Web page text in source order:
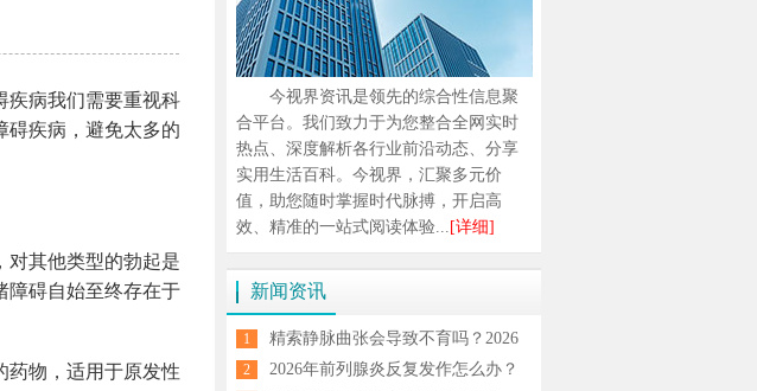
疾病我们需要重视科
碍疾病，避免太多的
对其他类型的勃起是
障碍自始至终存在于
药物，适用于原发性
今视界资讯是领先的综合性信息聚
合平台。我们致力于为您整合全网实时
热点、深度解析各行业前沿动态、分享
实用生活百科。今视界，汇聚多元价
值，助您随时掌握时代脉搏，开启高
效、精准的一站式阅读体验... [详细]
新闻资讯
1
精索静脉曲张会导致不育吗？2026
男科专家解析症状与治疗方案
2
2026年前列腺炎反复发作怎么办？